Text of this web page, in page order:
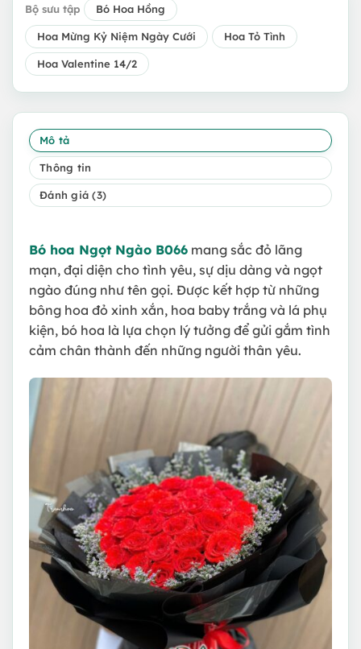
Bộ sưu tập Bó Hoa Hồng
Hoa Mừng Kỷ Niệm Ngày Cưới Hoa Tỏ Tình
Hoa Valentine 14/2
Mô tả
Thông tin
Đánh giá (3)
Bó hoa Ngọt Ngào B066 mang sắc đỏ lãng
mạn, đại diện cho tình yêu, sự dịu dàng và ngọt
ngào đúng như tên gọi. Được kết hợp từ những
bông hoa đỏ xinh xắn, hoa baby trắng và lá phụ
kiện, bó hoa là lựa chọn lý tưởng để gửi gắm tình
cảm chân thành đến những người thân yêu.